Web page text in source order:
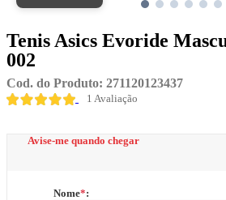
Tenis Asics Evoride
002
Cod. do Produto: 271120123437
1 Avaliação
Avise-me quando chegar
Nome*: